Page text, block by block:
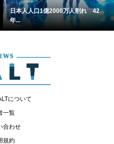
日本人人口1億2000万人割れ 42
年...
について
一覧
合わせ
規約